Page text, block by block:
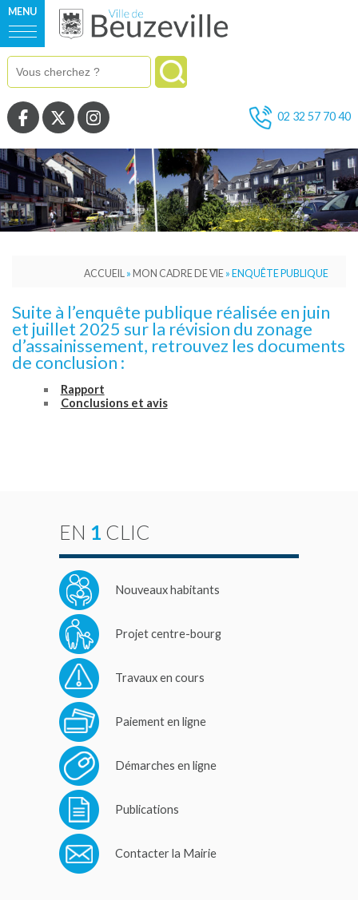
Voir la page Facebook
Voir la page Twitter
Voir la page Instagram 02 32 57 70 40
MENU
ACCUEIL » MON CADRE DE VIE » ENQUÊTE PUBLIQUE
Suite à l’enquête publique réalisée en juin
et juillet 2025 sur la révision du zonage
d’assainissement, retrouvez les documents
de conclusion :
Rapport
Conclusions et avis
EN 1 CLIC
Nouveaux habitants
Projet centre-bourg
Travaux en cours
Paiement en ligne
Démarches en ligne
Publications
Contacter la Mairie